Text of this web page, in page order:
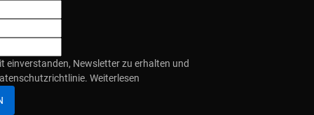
einverstanden, Newsletter zu erhalten und
Weiterlesen